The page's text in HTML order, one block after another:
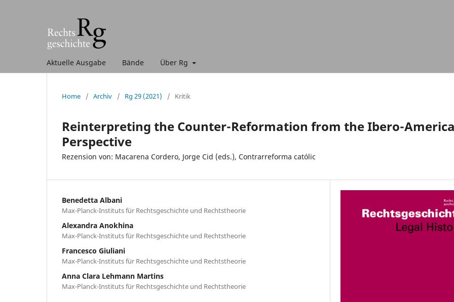
Aktuelle Ausgabe Bände Über Rg
Home / Archiv / Rg 29 (2021) / Kritik
Reinterpreting the Counter-Reformation from the Ibero-
Perspective
Rezension von: Macarena Cordero, Jorge Cid (eds.), Contrarreforma católic
Benedetta Albani
Max-Planck-Instituts für Rechtsgeschichte und Rechtstheorie
Alexandra Anokhina
Max-Planck-Instituts für Rechtsgeschichte und Rechtstheorie
Francesco Giuliani
Max-Planck-Instituts für Rechtsgeschichte und Rechtstheorie
Anna Clara Lehmann Martins
Max-Planck-Instituts für Rechtsgeschichte und Rechtstheorie